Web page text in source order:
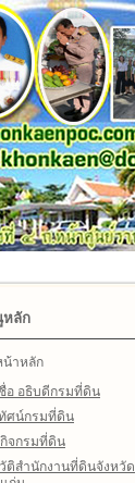
หลัก
น้าหลัก
อ อธิบดีกรมที่ดิน
ศน์กรมที่ดิน
จกรมที่ดิน
ติสำนักงานที่ดินจังหวัด